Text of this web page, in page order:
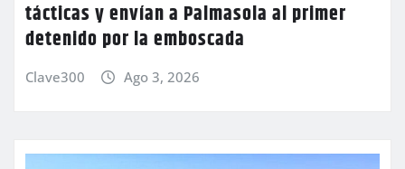
tácticas y envían a Palmasola al primer
detenido por la emboscada
Clave300 Ago 3, 2026